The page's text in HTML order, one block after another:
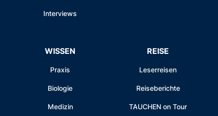
Interviews
WISSEN
Praxis
Biologie
Medizin
REISE
Leserreisen
Reiseberichte
TAUCHEN on Tour